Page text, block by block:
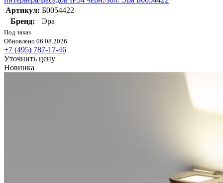
Артикул: Б0054422
Бренд:
Эра
Под заказ
Обновлено 06.08.2026
+7 (495) 787-17-46
Уточнить цену
Новинка